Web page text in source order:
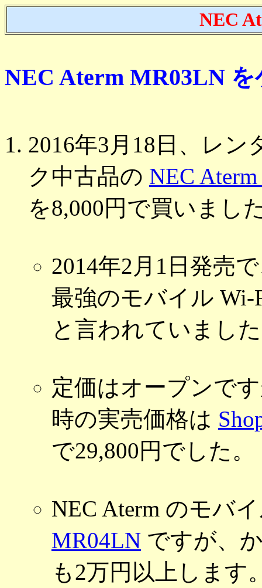
NEC
NEC Aterm MR03LN
2016年3月18日、レン
ク中古品の NEC
を8,000円で買いまし
2014年2月1日発売
最強のモバイル Wi-
と言われていまし
定価はオープンで
時の実売価格は
で29,800円でした。
NEC Aterm のモバ
MR04LN ですが、
も2万円以上します